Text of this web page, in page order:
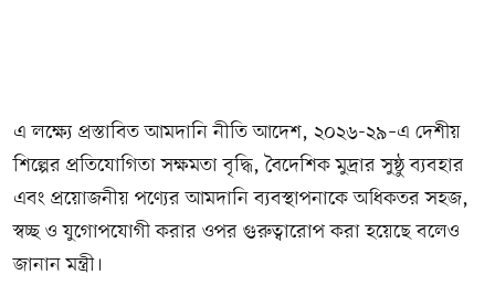
এ লক্ষ্যে প্রস্তাবিত আমদানি নীতি আদেশ, ২০২৬-২৯–এ দেশীয়
শিল্পের প্রতিযোগিতা সক্ষমতা বৃদ্ধি, বৈদেশিক মুদ্রার সুষ্ঠু ব্যবহার
এবং প্রয়োজনীয় পণ্যের আমদানি ব্যবস্থাপনাকে অধিকতর সহজ,
স্বচ্ছ ও যুগোপযোগী করার ওপর গুরুত্বারোপ করা হয়েছে বলেও
জানান মন্ত্রী।